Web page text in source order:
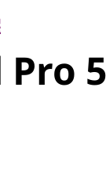
5i